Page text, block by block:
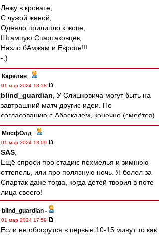
Лежу в кровате,
С чужой женой,
Одеяло прилипло к жопе,
Штампую Спартаковцев,
Назло бАмжам и Европе!!!
-;)
Карелин -
01 мар 2024 18:18
blind_guardian , У Слишковича могут быть на
завтрашний матч другие идеи. По
согласованию с Абаскалем, конечно (смеётся)
МосфОлд -
01 мар 2024 18:09
SAS
Ещё спроси про стадию похмелья и зимнюю
оттепель, или про полярную ночь. Я болел за
Спартак даже тогда, когда детей творил в поте
лица своего!
blind_guardian -
01 мар 2024 17:59
Если не обосрутся в первые 10-15 минут то как